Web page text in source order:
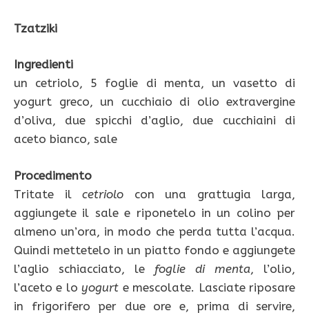
Tzatziki
Ingredienti
un cetriolo, 5 foglie di menta, un vasetto di
yogurt greco, un cucchiaio di olio extravergine
d’oliva, due spicchi d’aglio, due cucchiaini di
aceto bianco, sale
Procedimento
Tritate il cetriolo con una grattugia larga,
aggiungete il sale e riponetelo in un colino per
almeno un’ora, in modo che perda tutta l’acqua.
Quindi mettetelo in un piatto fondo e aggiungete
l’aglio schiacciato, le foglie di menta, l’olio,
l’aceto e loyogurt e mescolate. Lasciate riposare
in frigorifero per due ore e, prima di servire,